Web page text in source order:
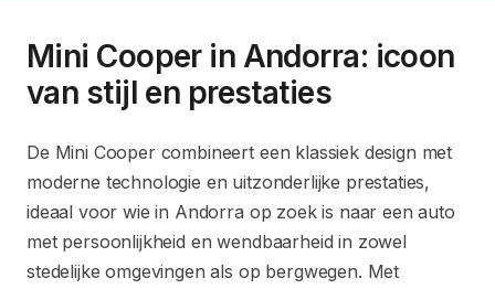
Mini Cooper in Andorra: icoon
van stijl en prestaties
De Mini Cooper combineert een klassiek design met
moderne technologie en uitzonderlijke prestaties,
ideaal voor wie in Andorra op zoek is naar een auto
met persoonlijkheid en wendbaarheid in zowel
stedelijke omgevingen als op bergwegen. Met